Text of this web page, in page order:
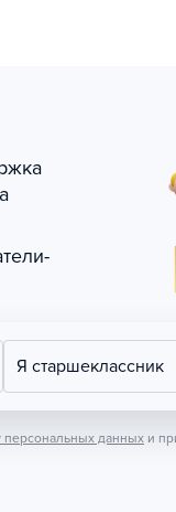
Я старшеклассник
персональных данных и